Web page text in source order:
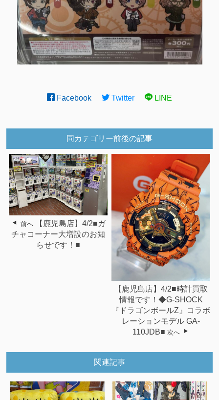
Facebook Twitter LINE
同カテゴリー前後の記事
前へ
【鹿児島店】4/2■ガ
チャコーナー大増設のお知
らせです！■
【鹿児島店】4/2■時計買取
情報です！◆G-SHOCK
『ドラゴンボールZ』コラボ
レーションモデル GA-
110JDB■ 次へ
関連記事